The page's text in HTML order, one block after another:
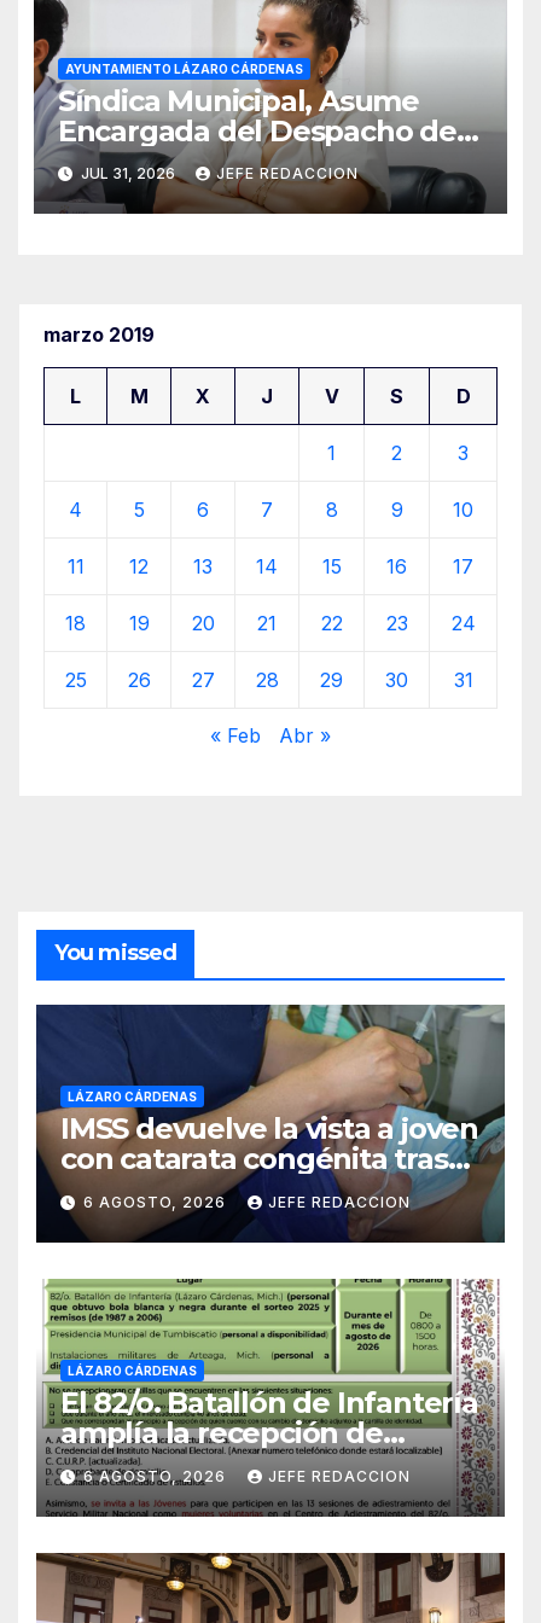
AYUNTAMIENTO LÁZARO CÁRDENAS
Síndica Municipal, Asume
Encargada del Despacho de
Presidencia
JUL 31, 2026 JEFE REDACCION
marzo 2019
L M X J V S D
1 2 3
4 5 6 7 8 9 10
11 12 13 14 15 16 17
18 19 20 21 22 23 24
25 26 27 28 29 30 31
« Feb Abr »
You missed
LÁZARO CÁRDENAS
IMSS devuelve la vista a joven
con catarata congénita tras
23 años de limitación visual
6 AGOSTO, 2026 JEFE REDACCION
LÁZARO CÁRDENAS
El 82/o. Batallón de Infantería
amplía la recepción de
documentos para obtener La
Catilla del Servicio Militar
Nacional
6 AGOSTO, 2026 JEFE REDACCION